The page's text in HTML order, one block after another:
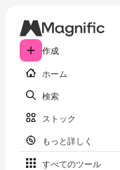
作成
ホーム
検索
ストック
もっと詳しく
すべてのツール